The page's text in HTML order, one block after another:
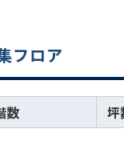
フロア
数 坪